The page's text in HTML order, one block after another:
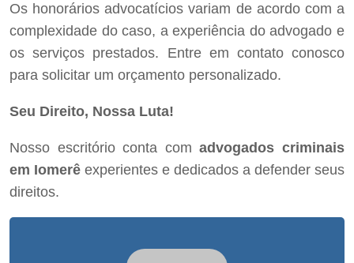
Os honorários advocatícios variam de acordo com a
complexidade do caso, a experiência do advogado e
os serviços prestados. Entre em contato conosco
para solicitar um orçamento personalizado.
Seu Direito, Nossa Luta!
Nosso escritório conta comadvogados criminais
em Iomerê experientes e dedicados a defender seus
direitos.